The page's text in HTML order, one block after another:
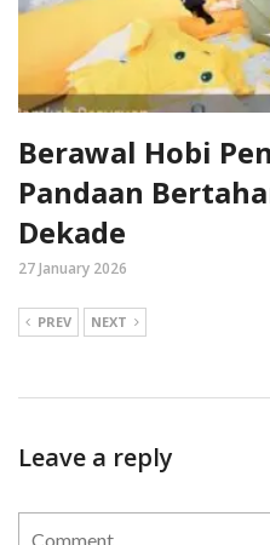
Berawal Hobi
Pandaan
Dekade
27 January 2026
PREV NEXT
Leave a reply